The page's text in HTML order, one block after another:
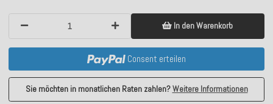
In den Warenkorb
Consent erteilen
Sie möchten in monatlichen Raten zahlen?Weitere Informationen